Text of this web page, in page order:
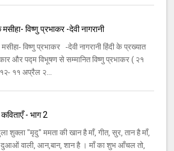
विष्णु प्रभाकर -देवी नागरानी
विष्णु प्रभाकर -देवी नागरानी हिंदी के प्रख्यात
और पद्म विभूषण से सम्मानित विष्णु प्रभाकर ( २१
११ अप्रैल २...
कविताएँ - भाग 2
शुक्ला "मृदु" ममता की खान है माँ, गीत, सुर, तान है माँ,
वाली, आन,बान, शान है । माँ का शुभ आँचल तो,